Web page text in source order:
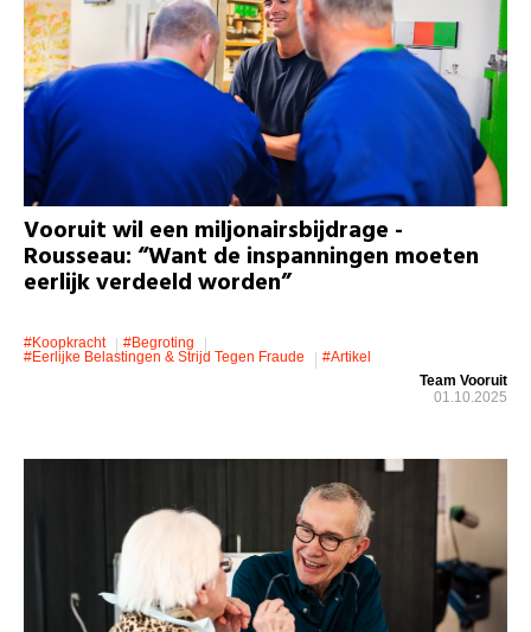
Vooruit wil een miljonairsbijdrage -
Rousseau: “Want de inspanningen moeten
eerlijk verdeeld worden”
#koopkracht
#Begroting
#eerlijke Belastingen & Strijd Tegen Fraude
#artikel
Team Vooruit
01.10.2025